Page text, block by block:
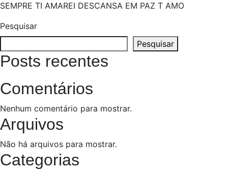
SEMPRE TI AMAREI DESCANSA EM PAZ T AMO
Pesquisar
Pesquisar
Posts recentes
Comentários
Nenhum comentário para mostrar.
Arquivos
Não há arquivos para mostrar.
Categorias